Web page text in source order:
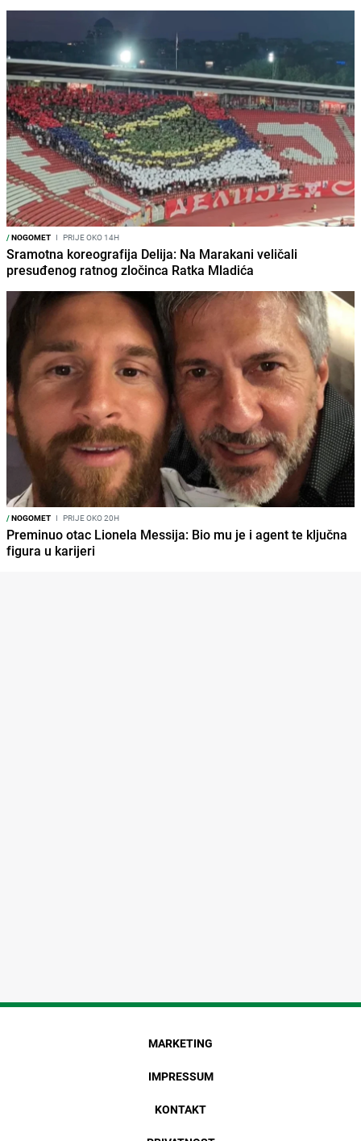
/NOGOMET I PRIJE OKO 14H
Sramotna koreografija Delija: Na Marakani veličali
presuđenog ratnog zločinca Ratka Mladića
/NOGOMET I PRIJE OKO 20H
Preminuo otac Lionela Messija: Bio mu je i agent te ključna
figura u karijeri
MARKETING
IMPRESSUM
KONTAKT